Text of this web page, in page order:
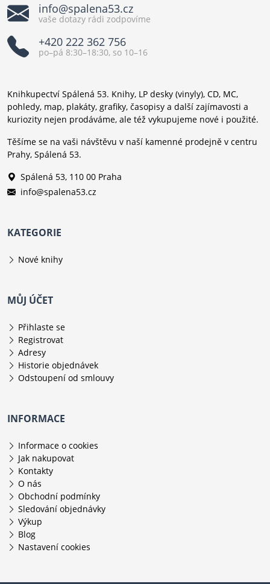
info@spalena53.cz
vaše dotazy rádi zodpovíme
+420 222 362 756
po–pá 8:30–18:30, so 10–16
Knihkupectví Spálená 53. Knihy, LP desky (vinyly), CD, MC,
pohledy, map, plakáty, grafiky, časopisy a další zajímavosti a
kuriozity nejen prodáváme, ale též vykupujeme nové i použité.
Těšíme se na vaši návštěvu v naší kamenné prodejně v centru
Prahy, Spálená 53.
Spálená 53, 110 00 Praha
info@spalena53.cz
KATEGORIE
Nové knihy
MŮJ ÚČET
Přihlaste se
Registrovat
Adresy
Historie objednávek
Odstoupení od smlouvy
INFORMACE
Informace o cookies
Jak nakupovat
Kontakty
O nás
Obchodní podmínky
Sledování objednávky
Výkup
Blog
Nastavení cookies